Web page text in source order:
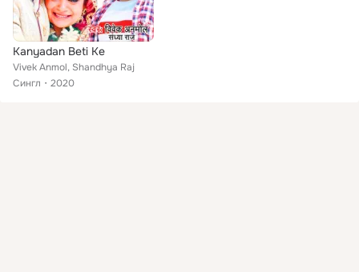
Kanyadan Beti Ke
Vivek Anmol, Shandhya Raj
Сингл
2020